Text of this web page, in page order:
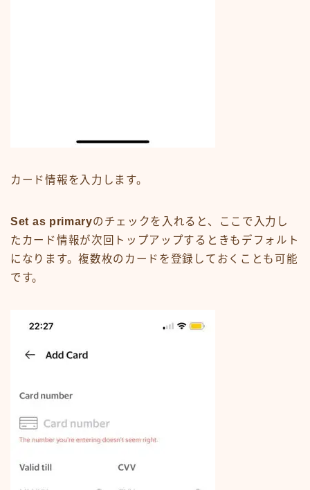
カード情報を入力します。
Set as primaryのチェックを入れると、ここで入力し
たカード情報が次回トップアップするときもデフォルト
になります。複数枚のカードを登録しておくことも可能
です。